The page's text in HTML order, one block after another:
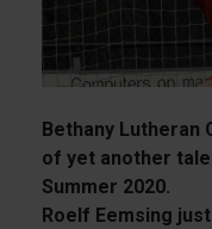
Bethany
of yet another
Summer 2020.
Roelf Eemsing